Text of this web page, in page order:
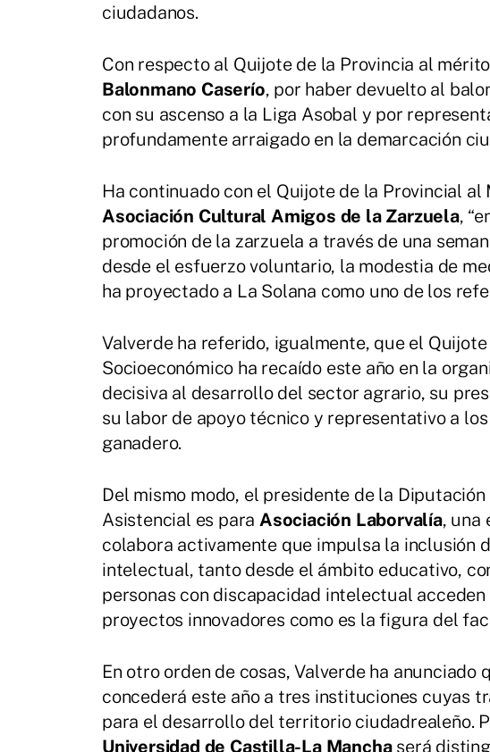
ciudadanos.
Con respecto al Quijote de la Provincia al
Balonmano Caserío, por haber devuelto al
con su ascenso a la Liga Asobal y por
profundamente arraigado en la demarcación
Ha continuado con el Quijote de la Provincial
Asociación Cultural Amigos de la Zarzuela,
promoción de la zarzuela a través de una
desde el esfuerzo voluntario, la modestia de
ha proyectado a La Solana como uno de los
Valverde ha referido, igualmente, que el
Socioeconómico ha recaído este año en la
decisiva al desarrollo del sector agrario, su
su labor de apoyo técnico y representativo a
ganadero.
Del mismo modo, el presidente de la
Asistencial es para Asociación Laborvalía, una
colabora activamente que impulsa la inclusión
intelectual, tanto desde el ámbito educativo,
personas con discapacidad intelectual
proyectos innovadores como es la figura del
En otro orden de cosas, Valverde ha anunciado
concederá este año a tres instituciones cuyas
para el desarrollo del territorio ciudadrealeño.
Universidad de Castilla-La Manchaserá